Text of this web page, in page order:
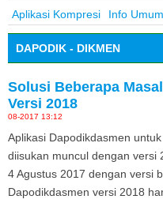
Aplikasi Kompresi
Info Umum
DAPODIK - DIKMEN
Solusi Beberapa
Versi 2018
08-2017 13:12
Aplikasi Dapodikdasmen
diisukan muncul dengan versi
4 Agustus 2017 dengan versi
Dapodikdasmen versi 2018